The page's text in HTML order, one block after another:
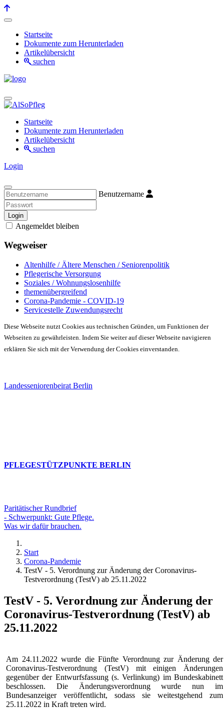
Startseite
Dokumente zum Herunterladen
Artikelübersicht
suchen
Startseite
Dokumente zum Herunterladen
Artikelübersicht
suchen
Login
Benutzername
Login
Angemeldet bleiben
Wegweiser
Altenhilfe / Ältere Menschen / Seniorenpolitik
Pflegerische Versorgung
Soziales / Wohnungslosenhilfe
themenübergreifend
Corona-Pandemie - COVID-19
Servicestelle Zuwendungsrecht
Diese Webseite nutzt Cookies aus technischen Gründen, um Funktionen der
Webseiten zu gewährleisten. Indem Sie weiter auf dieser Webseite navigieren
erklären Sie sich mit der Verwendung der Cookies einverstanden.
Landesseniorenbeirat Berlin
PFLEGESTÜTZPUNKTE BERLIN
Paritätischer Rundbrief
- Schwerpunkt: Gute Pflege.
Was wir dafür brauchen.
Start
Corona-Pandemie
TestV - 5. Verordnung zur Änderung der Coronavirus-
Testverordnung (TestV) ab 25.11.2022
TestV - 5. Verordnung zur Änderung der
Coronavirus-Testverordnung (TestV) ab
25.11.2022
Am 24.11.2022 wurde die Fünfte Verordnung zur Änderung der
Coronavirus-Testverordnung (TestV) mit einigen Änderungen
gegenüber der Entwurfsfassung (s. Verlinkung) im Bundeskabinett
beschlossen. Die Änderungsverordnung wurde nun im
Bundesanzeiger veröffentlicht, sodass sie weitestgehend zum
25.11.2022 in Kraft treten wird.